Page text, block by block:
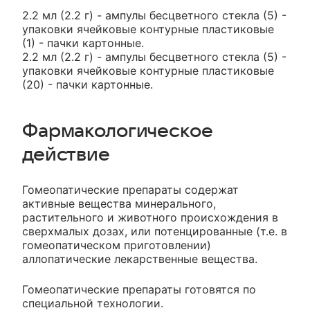
2.2 мл (2.2 г) - ампулы бесцветного стекла (5) -
упаковки ячейковые контурные пластиковые
(1) - пачки картонные.
2.2 мл (2.2 г) - ампулы бесцветного стекла (5) -
упаковки ячейковые контурные пластиковые
(20) - пачки картонные.
Фармакологическое
действие
Гомеопатические препараты содержат
активные вещества минерального,
растительного и животного происхождения в
сверхмалых дозах, или потенцированные (т.е. в
гомеопатическом приготовлении)
аллопатические лекарственные вещества.
Гомеопатические препараты готовятся по
специальной технологии.